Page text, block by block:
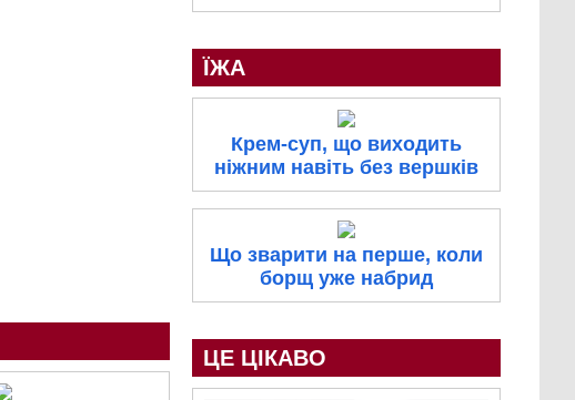
ЇЖА
Крем-суп, що виходить
ніжним навіть без вершків
Що зварити на перше, коли
борщ уже набрид
ЦЕ ЦІКАВО